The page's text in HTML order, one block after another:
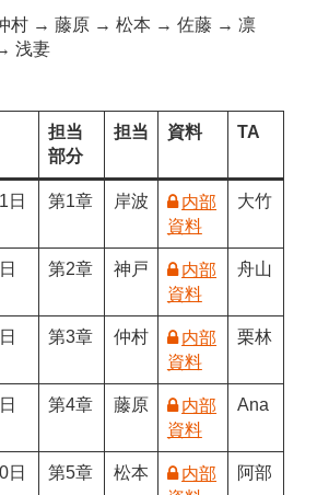
村 → 藤原 → 松本 → 佐藤 → 凛
浅妻
担当
部分
担当 資料 TA
日
第1章 岸波
内部
資料
大竹
第2章 神戸
内部
資料
舟山
第3章 仲村
内部
資料
栗林
第4章 藤原
内部
資料
Ana
日
第5章 松本
内部
阿部